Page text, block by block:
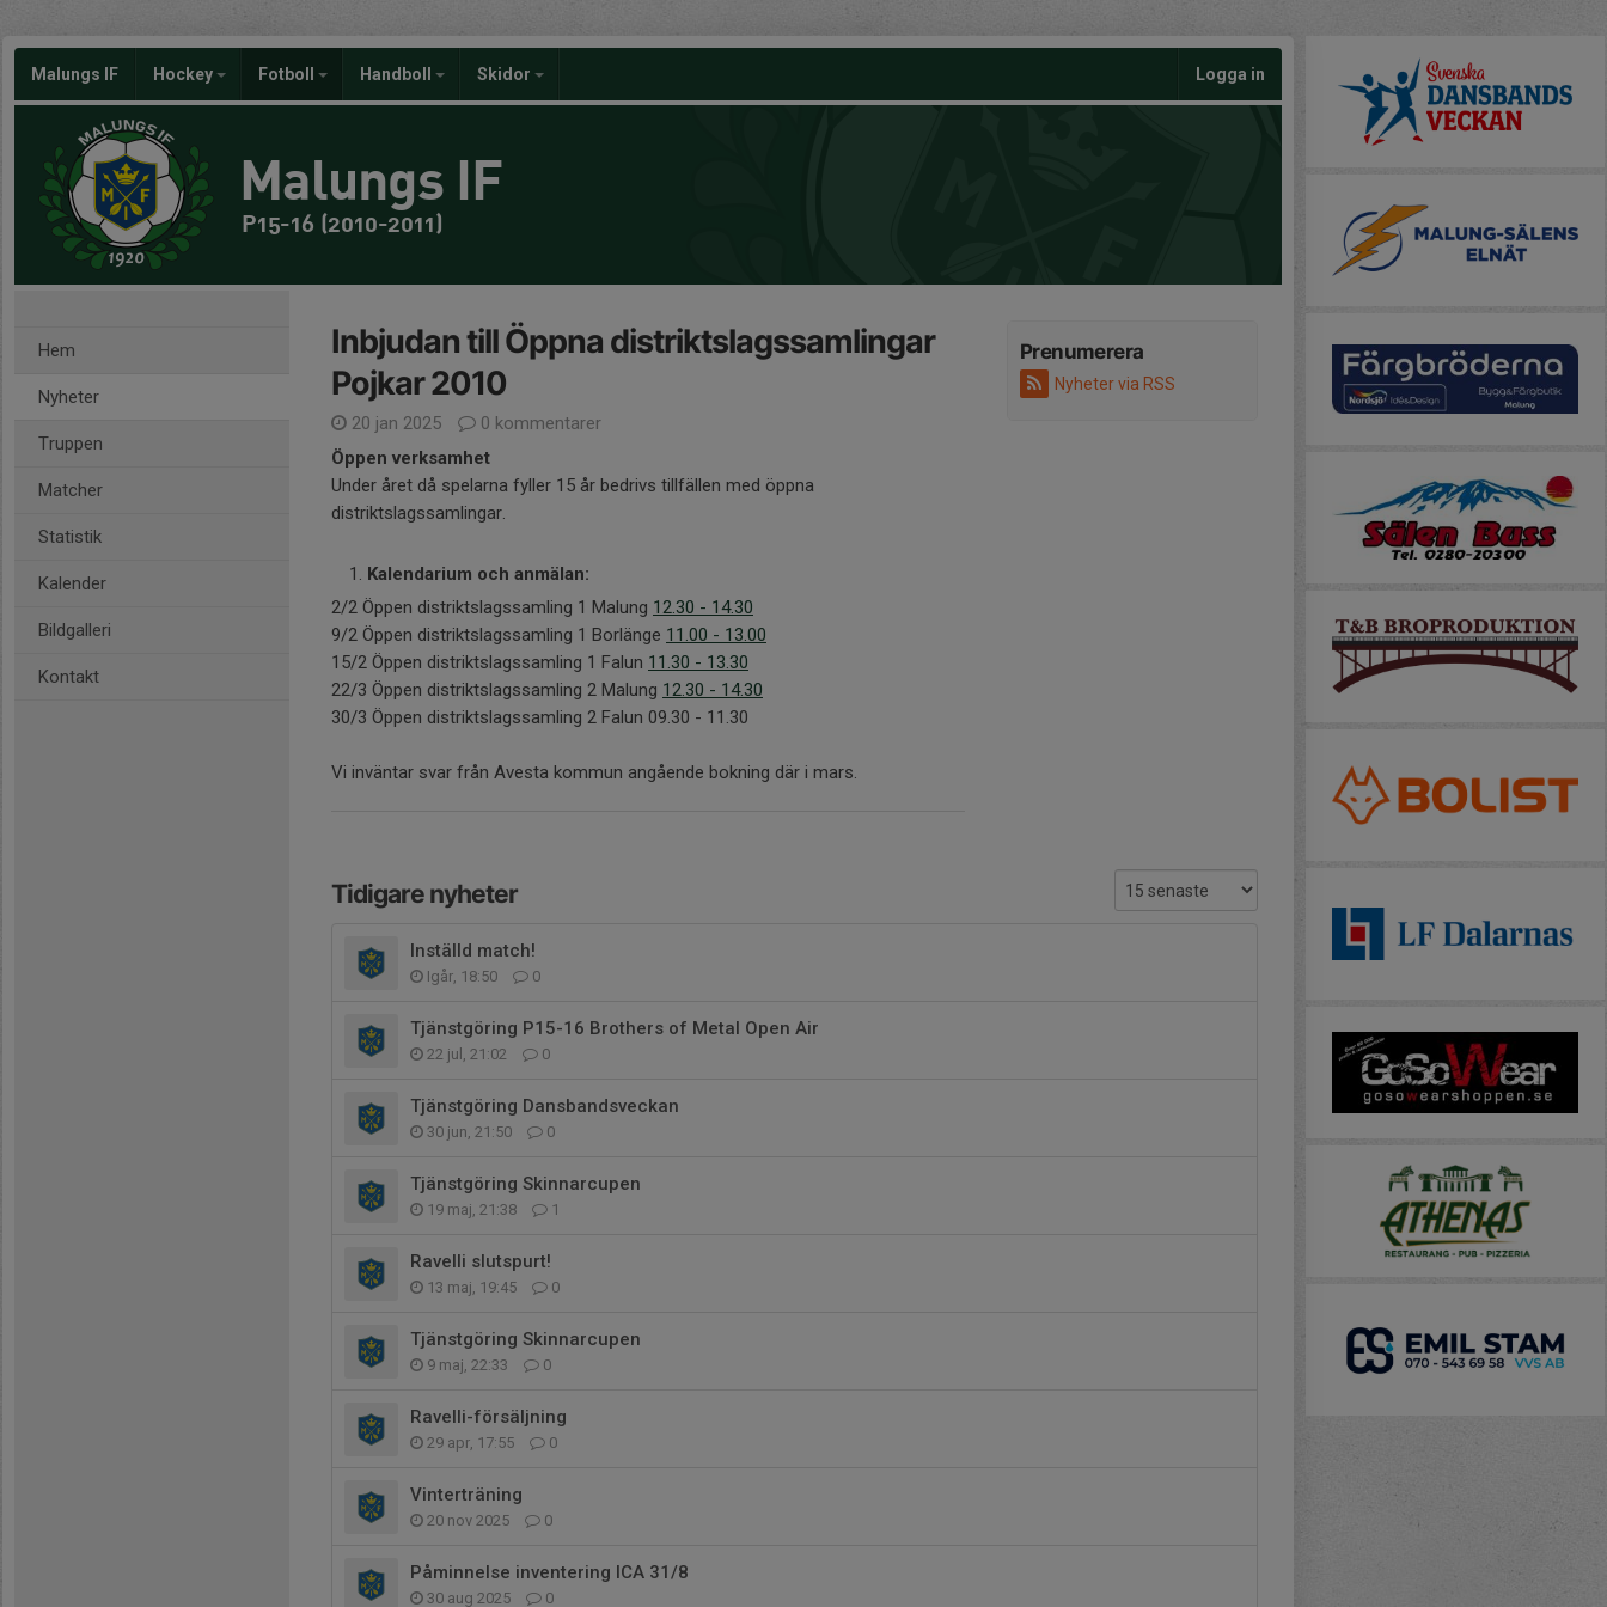
Malungs IF Hockey Fotboll Handboll Skidor Logga in
Malungs IF
P15-16 (2010-2011)
Hem
Nyheter
Truppen
Matcher
Statistik
Kalender
Bildgalleri
Kontakt
Prenumerera
Nyheter via RSS
Inbjudan till Öppna distriktslagssamlingar
Pojkar 2010
20 jan 2025
0 kommentarer
Öppen verksamhet
Under året då spelarna fyller 15 år bedrivs tillfällen med öppna
distriktslagssamlingar.
Kalendarium och anmälan:
2/2 Öppen distriktslagssamling 1 Malung 12.30 - 14.30
9/2 Öppen distriktslagssamling 1 Borlänge 11.00 - 13.00
15/2 Öppen distriktslagssamling 1 Falun 11.30 - 13.30
22/3 Öppen distriktslagssamling 2 Malung 12.30 - 14.30
30/3 Öppen distriktslagssamling 2 Falun 09.30 - 11.30
Vi inväntar svar från Avesta kommun angående bokning där i mars.
Tidigare nyheter
Inställd match!
Igår, 18:50 0
Tjänstgöring P15-16 Brothers of Metal Open Air
22 jul, 21:02 0
Tjänstgöring Dansbandsveckan
30 jun, 21:50 0
Tjänstgöring Skinnarcupen
19 maj, 21:38 1
Ravelli slutspurt!
13 maj, 19:45 0
Tjänstgöring Skinnarcupen
9 maj, 22:33 0
Ravelli-försäljning
29 apr, 17:55 0
Vinterträning
20 nov 2025 0
Påminnelse inventering ICA 31/8
30 aug 2025 0